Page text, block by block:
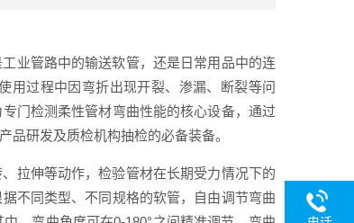
业管路中的输送软管，还是日常用品中的连
用过程中因弯折出现开裂、渗漏、断裂等问
门检测柔性管材弯曲性能的核心设备，通过
研发及质检机构抽检的必备装备。
拉伸等动作，检验管材在长期受力情况下的
不同类型、不同规格的软管，自由调节弯曲